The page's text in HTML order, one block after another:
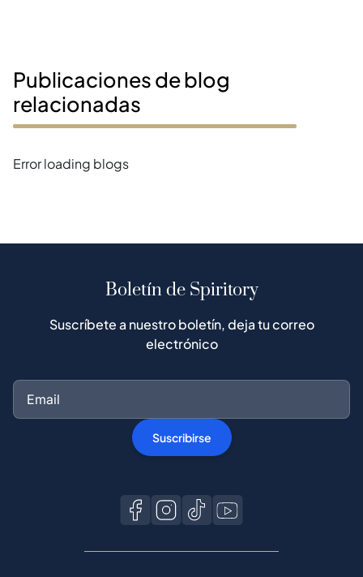
Publicaciones de blog
relacionadas
Error loading blogs
Boletín de Spiritory
Suscríbete a nuestro boletín, deja tu correo
electrónico
Suscribirse